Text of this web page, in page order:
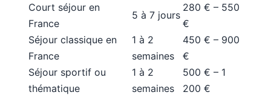
Court séjour en
France
5 à 7 jours
280 € – 550
€
Séjour classique en
France
1 à 2
semaines
450 € – 900
€
Séjour sportif ou
thématique
1 à 2
semaines
500 € – 1
200 €